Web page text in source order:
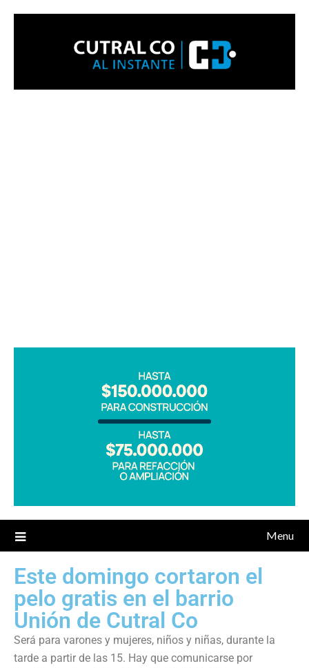
Menu
Este domingo cortaron el
pelo gratis en el barrio
Unión de Cutral Co
Será para varones y mujeres, niños y niñas, durante la
tarde a partir de las 15. Hay que comunicarse por